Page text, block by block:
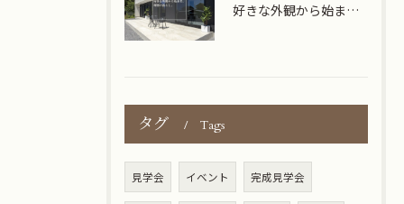
好きな外観から始まる、理想の暮らし。
タグ Tags
見学会 イベント 完成見学会